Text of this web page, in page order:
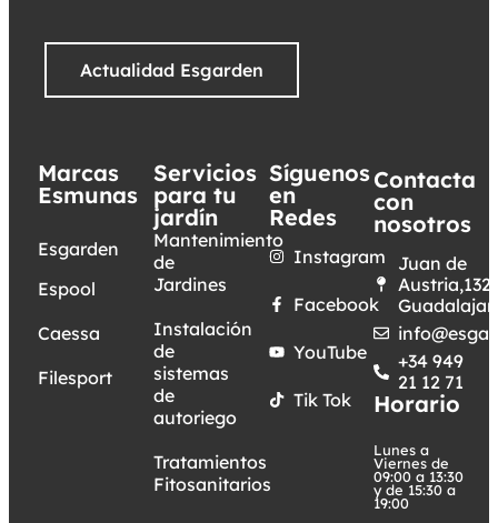
Actualidad Esgarden
Marcas
Esmunas
Esgarden
Espool
Caessa
Filesport
Servicios
para tu
jardín
Mantenimiento
de
Jardines
Instalación
de
sistemas
de
autoriego
Tratamientos
Fitosanitarios
Síguenos
en
Redes
Instagram
Facebook
YouTube
Tik Tok
Contacta
con
nosotros
Juan de
Austria,132.
+34 949
21 12 71
Horario
Lunes a
Viernes de
09:00 a 13:30
y de 15:30 a
19:00